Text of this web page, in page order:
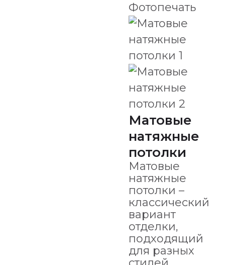
Фотопечать
Матовые
натяжные
потолки
Матовые
натяжные
потолки –
классический
вариант
отделки,
подходящий
для разных